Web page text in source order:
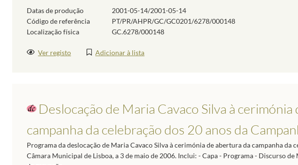
Datas de produção
2001-05-14/2001-05-14
Código de referência
PT/PR/AHPR/GC/GC0201/6278/000148
Localização física
GC.6278/000148
Ver registo Adicionar à lista
Deslocação de Maria Cavaco Silva à
campanha da celebração dos 20 anos da
Programa da deslocação de Maria Cavaco Silva à cerimónia de abertura da campanha da
Câmara Municipal de Lisboa, a 3 de maio de 2006. Inclui: - Capa - Programa - Discurso